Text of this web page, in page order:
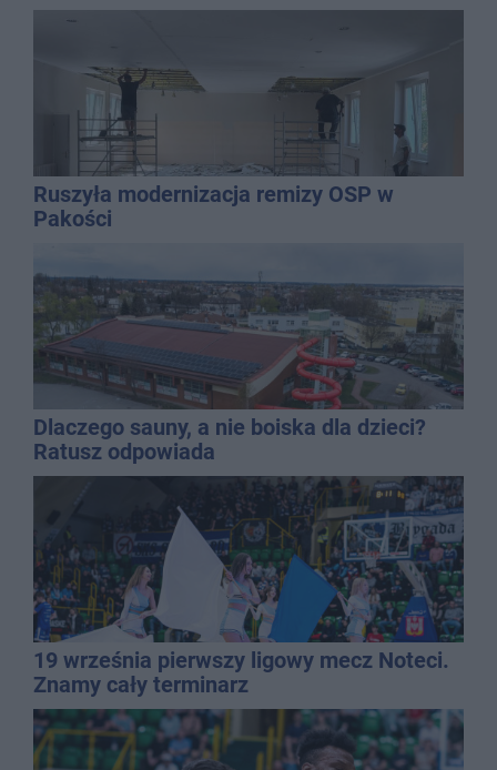
Ruszyła modernizacja remizy OSP w
Pakości
Dlaczego sauny, a nie boiska dla dzieci?
Ratusz odpowiada
19 września pierwszy ligowy mecz Noteci.
Znamy cały terminarz